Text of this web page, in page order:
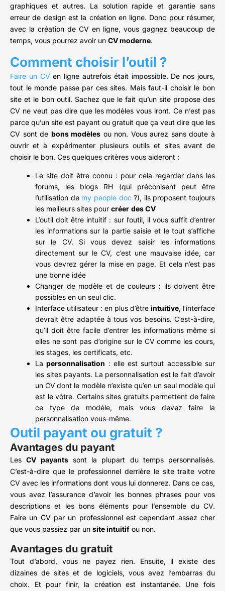
graphiques et autres. La solution rapide et garantie sans
erreur de design est la création en ligne. Donc pour résumer,
avec la création de CV en ligne, vous gagnez beaucoup de
temps, vous pourrez avoir un CV moderne.
Comment choisir l’outil ?
Faire un CV en ligne autrefois était impossible. De nos jours,
tout le monde passe par ces sites. Mais faut-il choisir le bon
site et le bon outil. Sachez que le fait qu’un site propose des
CV ne veut pas dire que les modèles vous iront. Ce n’est pas
parce qu’un site est payant ou gratuit que ça veut dire que les
CV sont de bons modèles ou non. Vous aurez sans doute à
ouvrir et à expérimenter plusieurs outils et sites avant de
choisir le bon. Ces quelques critères vous aideront :
Le site doit être connu : pour cela regarder dans les
forums, les blogs RH (qui préconisent peut être
l’utilisation de my people doc ?), ils proposent toujours
les meilleurs sites pour créer des CV
L’outil doit être intuitif : sur l’outil, il vous suffit d’entrer
les informations sur la partie saisie et le tout s’affiche
sur le CV. Si vous devez saisir les informations
directement sur le CV, c’est une mauvaise idée, car
vous devrez gérer la mise en page. Et cela n’est pas
une bonne idée
Changer de modèle et de couleurs : ils doivent être
possibles en un seul clic.
Interface utilisateur : en plus d’être intuitive, l’interface
devrait être adaptée à tous vos besoins. C’est-à-dire,
qu’il doit être facile d’entrer les informations même si
elles ne sont pas d’origine sur le CV comme les cours,
les stages, les certificats, etc.
Lapersonnalisation : elle est surtout accessible sur
les sites payants. La personnalisation est le fait d’avoir
un CV dont le modèle n’existe qu’en un seul modèle qui
est le vôtre. Certains sites gratuits permettent de faire
ce type de modèle, mais vous devez faire la
personnalisation vous-même.
Outil payant ou gratuit ?
Avantages du payant
LesCV payantssont la plupart du temps personnalisés.
C’est-à-dire que le professionnel derrière le site traite votre
CV avec les informations dont vous lui donnerez. Dans ce cas,
vous avez l’assurance d’avoir les bonnes phrases pour vos
descriptions et les bons éléments pour l’ensemble du CV.
Faire un CV par un professionnel est cependant assez cher
que vous passiez par un site intuitif ou non.
Avantages du gratuit
Tout d’abord, vous ne payez rien. Ensuite, il existe des
dizaines de sites et de logiciels, vous avez l’embarras du
choix. Et pour finir, la création est instantanée. Une fois